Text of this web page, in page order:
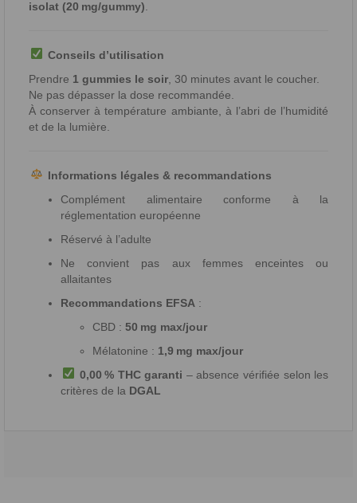
isolat (20 mg/gummy)
Conseils d’utilisation
Prendre 1 gummies le soir , 30 minutes avant le coucher.
Ne pas dépasser la dose recommandée.
À conserver à température ambiante, à l’abri de l’humidité
et de la lumière.
Informations légales & recommandations
Complément alimentaire conforme à la
réglementation européenne
Réservé à l’adulte
Ne convient pas aux femmes enceintes ou
allaitantes
Recommandations EFSA :
CBD : 50 mg max/jour
Mélatonine : 1,9 mg max/jour
0,00 % THC garanti – absence vérifiée selon les
critères de la DGAL